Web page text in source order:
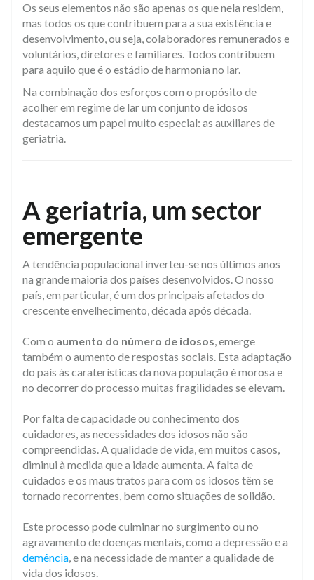
Os seus elementos não são apenas os que nela residem,
mas todos os que contribuem para a sua existência e
desenvolvimento, ou seja, colaboradores remunerados e
voluntários, diretores e familiares. Todos contribuem
para aquilo que é o estádio de harmonia no lar.
Na combinação dos esforços com o propósito de
acolher em regime de lar um conjunto de idosos
destacamos um papel muito especial: as auxiliares de
geriatria.
A geriatria, um sector
emergente
A tendência populacional inverteu-se nos últimos anos
na grande maioria dos países desenvolvidos. O nosso
país, em particular, é um dos principais afetados do
crescente envelhecimento, década após década.
Com o aumento do número de idosos, emerge
também o aumento de respostas sociais. Esta adaptação
do país às caraterísticas da nova população é morosa e
no decorrer do processo muitas fragilidades se elevam.
Por falta de capacidade ou conhecimento dos
cuidadores, as necessidades dos idosos não são
compreendidas. A qualidade de vida, em muitos casos,
diminui à medida que a idade aumenta. A falta de
cuidados e os maus tratos para com os idosos têm se
tornado recorrentes, bem como situações de solidão.
​Este processo pode culminar no surgimento ou no
agravamento de doenças mentais, como a depressão e a
demência, e na necessidade de manter a qualidade de
vida dos idosos.